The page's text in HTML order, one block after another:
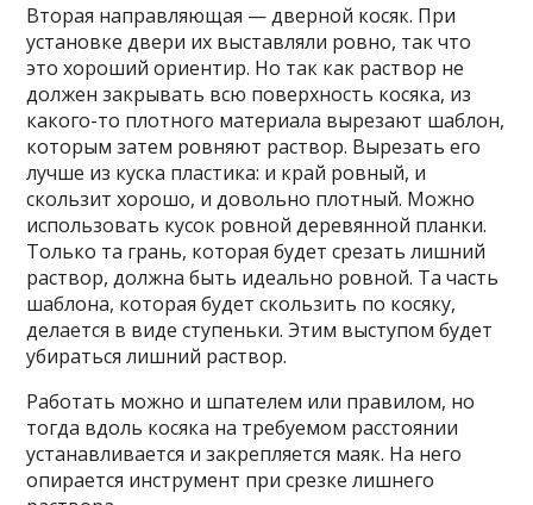
Вторая направляющая — дверной косяк. При
установке двери их выставляли ровно, так что
это хороший ориентир. Но так как раствор не
должен закрывать всю поверхность косяка, из
какого-то плотного материала вырезают шаблон,
которым затем ровняют раствор. Вырезать его
лучше из куска пластика: и край ровный, и
скользит хорошо, и довольно плотный. Можно
использовать кусок ровной деревянной планки.
Только та грань, которая будет срезать лишний
раствор, должна быть идеально ровной. Та часть
шаблона, которая будет скользить по косяку,
делается в виде ступеньки. Этим выступом будет
убираться лишний раствор.
Работать можно и шпателем или правилом, но
тогда вдоль косяка на требуемом расстоянии
устанавливается и закрепляется маяк. На него
опирается инструмент при срезке лишнего